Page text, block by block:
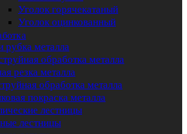
Уголок горячекатаный
Уголок оцинкованный
рубка металла
обработка металла
резка металла
обработка металла
покраска металла
лестницы
лестницы